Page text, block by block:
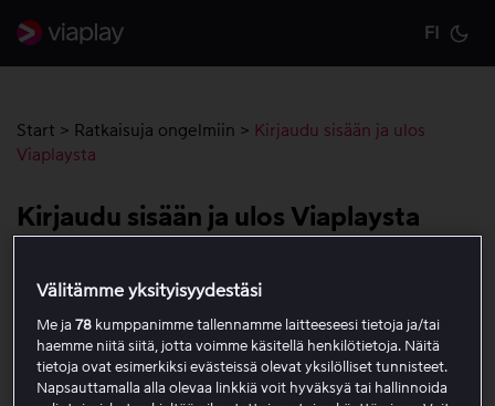
FI
Start > Ratkaisuja ongelmiin > Kirjaudu sisään ja ulos
Viaplaysta
Kirjaudu sisään ja ulos Viaplaysta
Voit käyttää Viaplayta kirjautumalla ensin tilillesi sillä
antaa sähköpostiosoite ja salasana, jotka valitsit
luodessasi tilin.
Välitämme yksityisyydestäsi
Me ja78 kumppanimme tallennamme laitteeseesi tietoja ja/tai
haemme niitä siitä, jotta voimme käsitellä henkilötietoja. Näitä
tietoja ovat esimerkiksi evästeissä olevat yksilölliset tunnisteet.
Napsauttamalla alla olevaa linkkiä voit hyväksyä tai hallinnoida